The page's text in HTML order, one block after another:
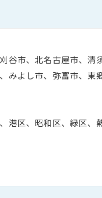
谷市、北名古屋市、清
みよし市、弥富市、東
港区、昭和区、緑区、